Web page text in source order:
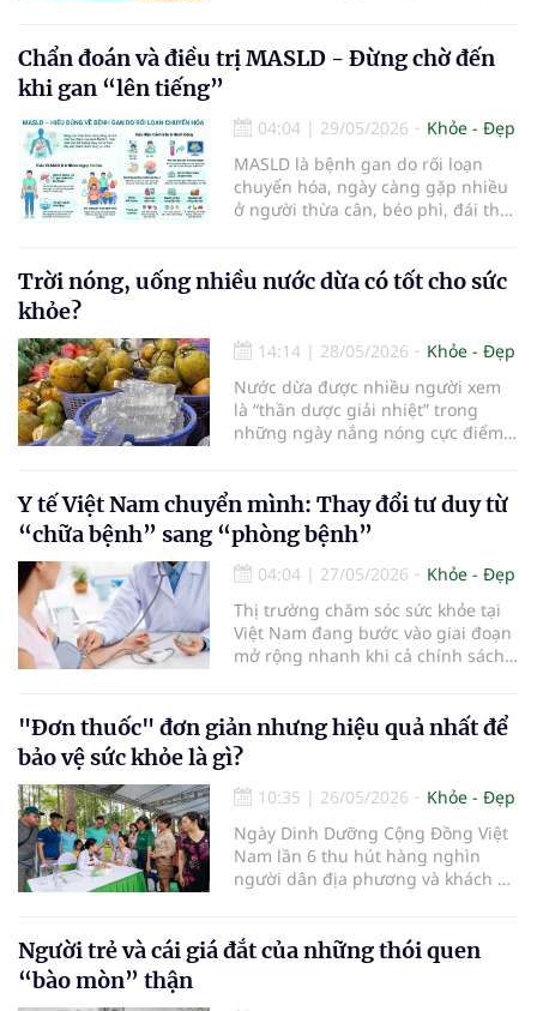
Chẩn đoán và điều trị MASLD - Đừng chờ đến
khi gan “lên tiếng”
04:04 | 29/05/2026
Khỏe - Đẹp
MASLD là bệnh gan do rối loạn
chuyển hóa, ngày càng gặp nhiều
ở người thừa cân, béo phì, đái tháo
âm thầm, ít triệu chứng rõ ràng
Trời nóng, uống nhiều nước dừa có tốt cho sức
khỏe?
14:14 | 28/05/2026
Khỏe - Đẹp
Nước dừa được nhiều người xem
là “thần dược giải nhiệt” trong
những ngày nắng nóng cực điểm.
nước dừa thay nước lọc có thể làm
dư kali, rối loạn điện giải, tăng
gánh nặng cho thận và tiềm ẩn ng
Y tế Việt Nam chuyển mình: Thay đổi tư duy từ
“chữa bệnh” sang “phòng bệnh”
04:04 | 27/05/2026
Khỏe - Đẹp
Thị trường chăm sóc sức khỏe tại
Việt Nam đang bước vào giai đoạn
mở rộng nhanh khi cả chính sách
sớm thay vì điều trị muộn…
"Đơn thuốc" đơn giản nhưng hiệu quả nhất để
bảo vệ sức khỏe là gì?
10:35 | 26/05/2026
Khỏe - Đẹp
Ngày Dinh Dưỡng Cộng Đồng Việt
Nam lần 6 thu hút hàng nghìn
người dân địa phương và khách du
của chế độ dinh dưỡng cân bằng
và việc tập luyện thể dục thường
Người trẻ và cái giá đắt của những thói quen
“bào mòn” thận